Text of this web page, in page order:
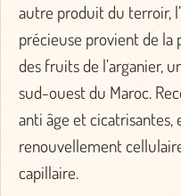
autre produit du terroir,
précieuse provient de la
des fruits de l’arganier,
sud-ouest du Maroc.
anti âge et cicatrisantes,
renouvellement
capillaire.